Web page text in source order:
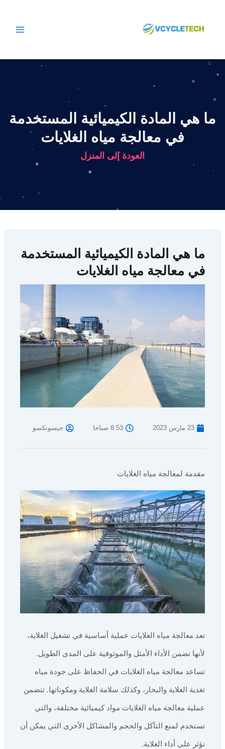
المحتوى
ما هي المادة الكيميائية المستخدمة
في معالجة مياه الغلايات
العودة إلى المنزل
ما هي المادة الكيميائية المستخدمة
في معالجة مياه الغلايات
23 مارس 2023 8:53 صباحا جيسونكسو
مقدمة لمعالجة مياه الغلايات
تعد معالجة مياه الغلايات عملية أساسية في تشغيل الغلاية،
لأنها تضمن الأداء الأمثل والموثوقية على المدى الطويل.
تساعد معالجة مياه الغلايات في الحفاظ على جودة مياه
تغذية الغلاية والبخار، وكذلك سلامة الغلاية ومكوناتها. تتضمن
عملية معالجة مياه الغلايات مواد كيميائية مختلفة، والتي
تستخدم لمنع التآكل والحجم والمشاكل الأخرى التي يمكن أن
تؤثر على أداء الغلاية.